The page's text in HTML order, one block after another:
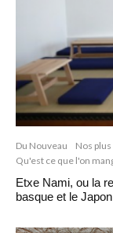
Du Nouveau
Nos
Qu'est ce que l'on
Etxe Nami, ou la
basque et le Japon